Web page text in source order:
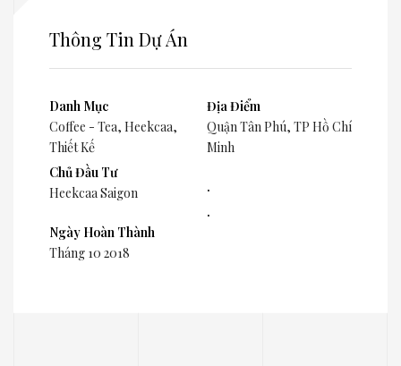
Thông Tin Dự Án
Danh Mục
Coffee - Tea, Heekcaa,
Thiết Kế
Chủ Đầu Tư
Heekcaa Saigon
Ngày Hoàn Thành
Tháng 10 2018
Địa Điểm
Quận Tân Phú, TP Hồ Chí
Minh
.
.